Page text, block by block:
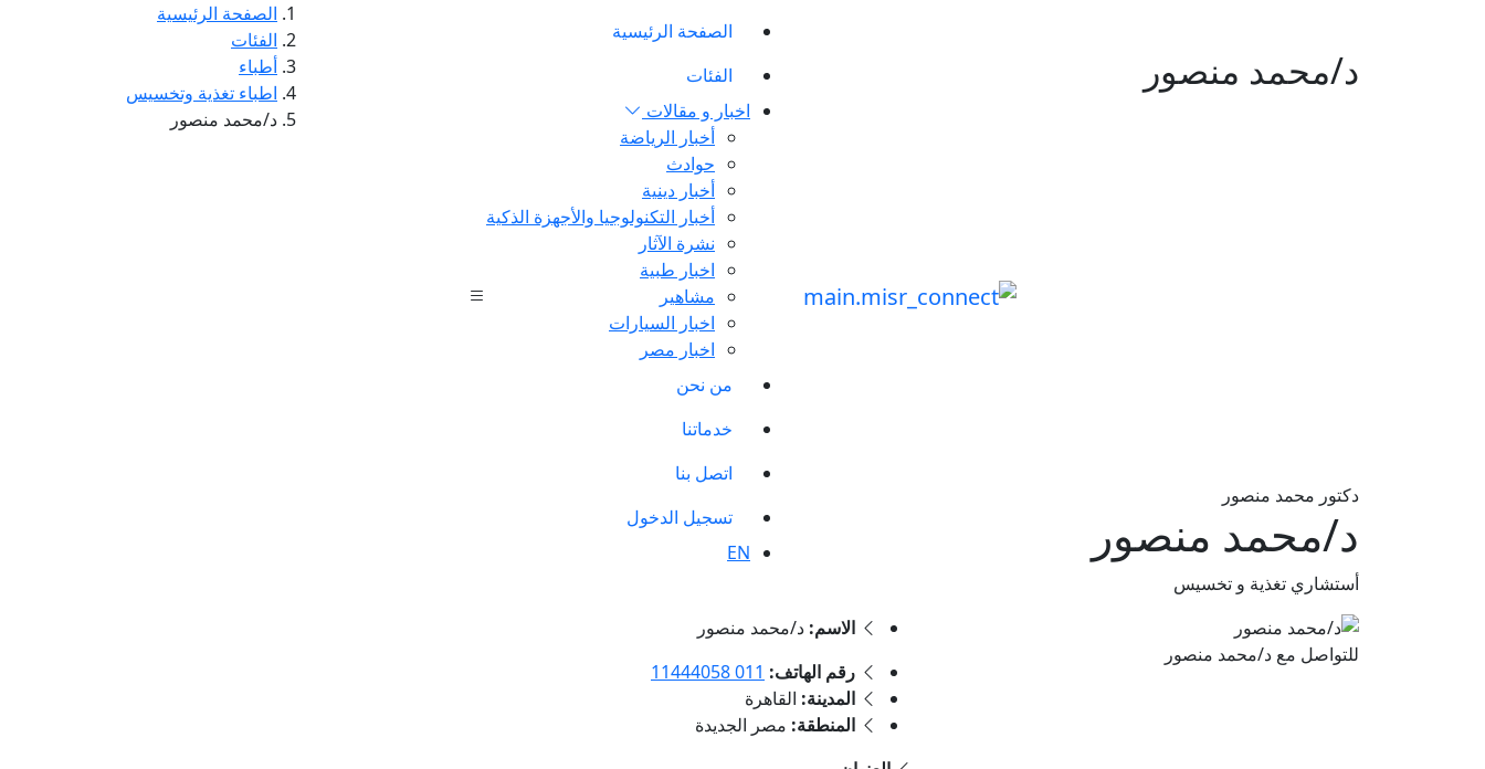
الصفحة الرئيسية
الفئات
اخبار و مقالات
أخبار الرياضة
حوادث
أخبار دينية
أخبار التكنولوجيا والأجهزة الذكية
نشرة الآثار
اخبار طبية
مشاهير
اخبار السيارات
اخبار مصر
من نحن
خدماتنا
اتصل بنا
تسجيل الدخول
EN
د/محمد منصور
الصفحة الرئيسية
الفئات
أطباء
اطباء تغذية وتخسيس
د/محمد منصور
دكتور محمد منصور
د/محمد منصور
أستشاري تغذية و تخسيس
للتواصل مع د/محمد منصور
الاسم: د/محمد منصور
رقم الهاتف: 011 11444058
المدينة: القاهرة
المنطقة: مصر الجديدة